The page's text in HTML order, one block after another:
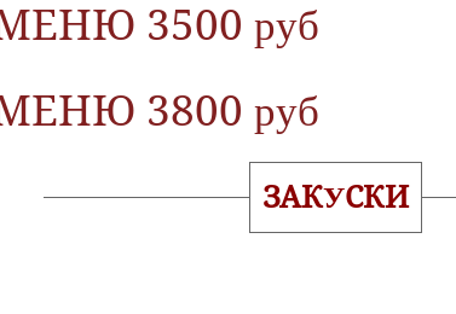
3500 руб
3800 руб
ЗАКУСКИ